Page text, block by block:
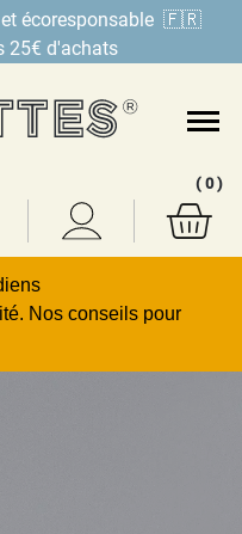
et écoresponsable 🇫🇷
25€ d'achats
Nos conseils pour